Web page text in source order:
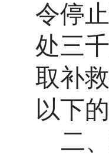
令停
处三
取补
以下
二